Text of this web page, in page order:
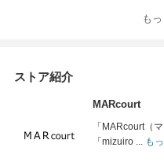
も
ストア紹介
MARcourt
「MARcourt（
「mizuiro ...も